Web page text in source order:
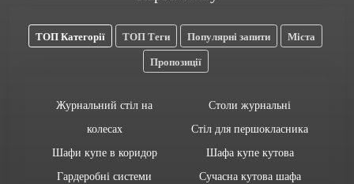
ТОП Категорії ТОП Теги Популярні запити
Міста
Пропозиції
Журнальний стіл на
колесах
Шафи купе в коридор
Гардеробні системи
Столи журнальні
Стіл для першокласника
Шафа купе кутова
Сучасна кутова шафа